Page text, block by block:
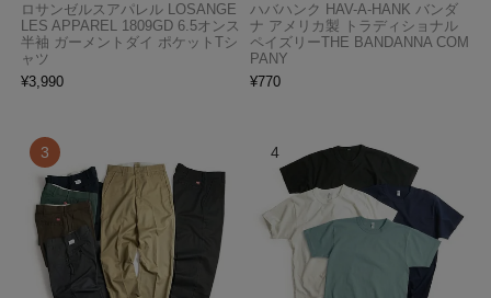
ロサンゼルスアパレル LOSANGE
LES APPAREL 1809GD 6.5オンス
半袖 ガーメントダイ ポケットTシ
ャツ
¥3,990
ハバハンク HAV-A-HANK バンダ
ナ アメリカ製 トラディショナル
ペイズリーTHE BANDANNA COM
PANY
¥770